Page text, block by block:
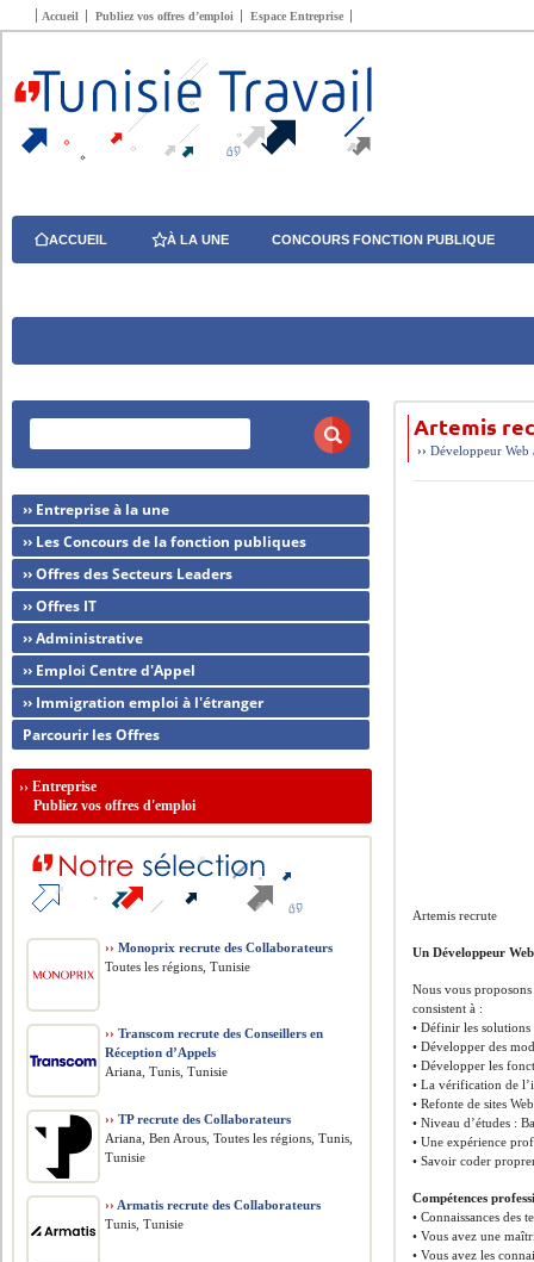
Accueil Publiez vos offres d’emploi Espace Entreprise
ACCUEIL À LA UNE CONCOURS FONCTION PUBLIQUE
Artemis
››Développeur
Artemis recrute
Un Développeur Web
Nous vous
consistent à :
• Définir les
• Développer des
• Développer les
• La vérification de
• Refonte de sites
• Niveau d’études :
• Une expérience
• Savoir coder
Compétences
• Connaissances des
• Vous avez une
• Vous avez les
›› Entreprise à la une
›› Les Concours de la fonction publiques
›› Offres des Secteurs Leaders
›› Offres IT
›› Administrative
›› Emploi Centre d'Appel
›› Immigration emploi à l'étranger
Parcourir les Offres
››Entreprise
Publiez vos offres d'emploi
›› Monoprix recrute des Collaborateurs
Toutes les régions, Tunisie
›› Transcom recrute des Conseillers en
Réception d’Appels
Ariana, Tunis, Tunisie
›› TP recrute des Collaborateurs
Ariana, Ben Arous, Toutes les régions, Tunis,
Tunisie
›› Armatis recrute des Collaborateurs
Tunis, Tunisie